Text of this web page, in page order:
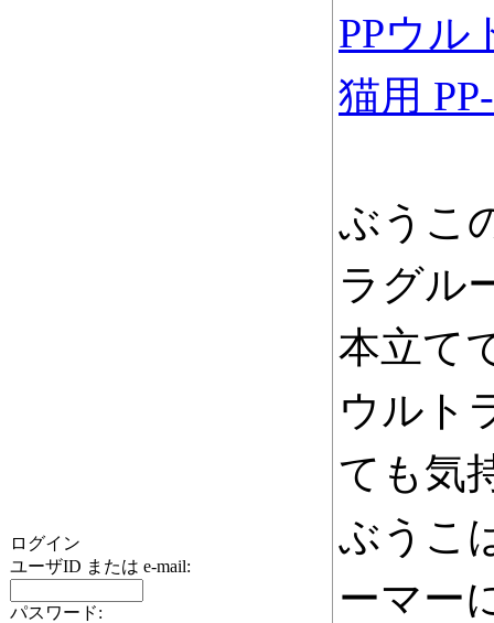
ログイン
ユーザID または e-mail:
パスワード:
PPウル
猫用
ぶうこ
ラグル
本立て
ウルト
ても気
ぶうこ
ーマー